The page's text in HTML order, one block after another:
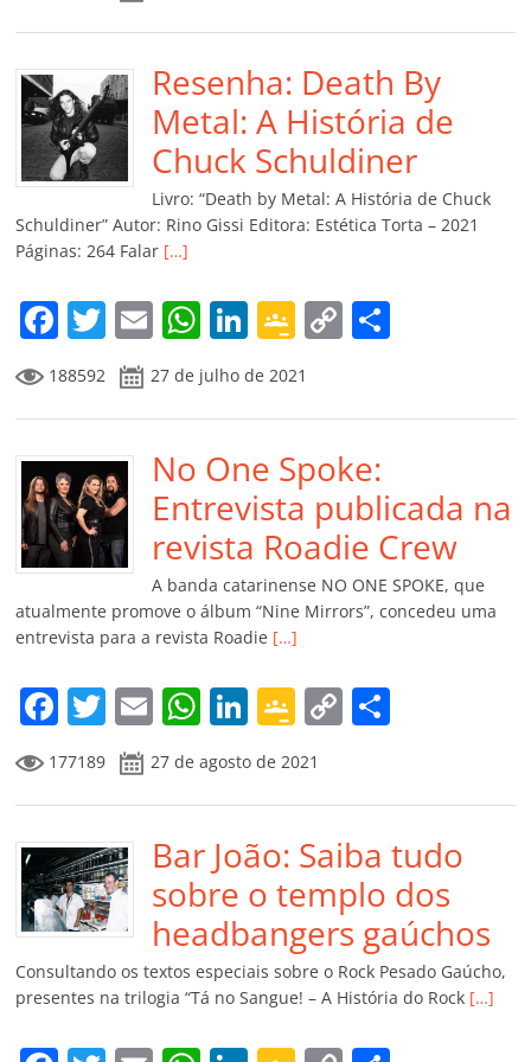
e
b
o
o
k
er l s
A
p
p
e
dI
n
gl
e
Cl
a
ss
ro
m
y
Li
n
k
p
ar
til
h
ar
Resenha: Death By
Metal: A História de
Chuck Schuldiner
Livro: “Death by Metal: A História de Chuck
Schuldiner” Autor: Rino Gissi Editora: Estética Torta – 2021
Páginas: 264 Falar […]
F
a
c
e
b
o
o
k
T
w
itt
er
E
m
ai
l
W
h
at
s
A
p
p
Li
n
k
e
dI
n
G
o
o
gl
e
Cl
a
ss
ro
o
m
C
y
Li
n
k
p
til
h
ar
188592 27 de julho de 2021
No One Spoke:
Entrevista publicada na
revista Roadie Crew
A banda catarinense NO ONE SPOKE, que
atualmente promove o álbum “Nine Mirrors”, concedeu uma
entrevista para a revista Roadie […]
F
a
c
e
b
o
o
k
T
w
itt
er
E
m
ai
l
W
at
s
A
p
p
Li
n
k
e
dI
n
G
o
o
gl
e
Cl
a
ss
ro
o
C
y
Li
n
k
p
ar
til
h
ar
177189 27 de agosto de 2021
Bar João: Saiba tudo
sobre o templo dos
headbangers gaúchos
Consultando os textos especiais sobre o Rock Pesado Gaúcho,
presentes na trilogia “Tá no Sangue! – A História do Rock […]